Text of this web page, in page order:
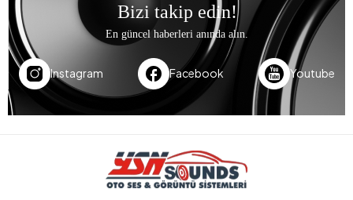
Bizi takip edin!
En güncel haberleri anında alın.
Instagram Facebook Youtube